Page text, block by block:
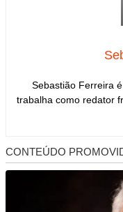
Sebastião Ferreira
trabalha como redator